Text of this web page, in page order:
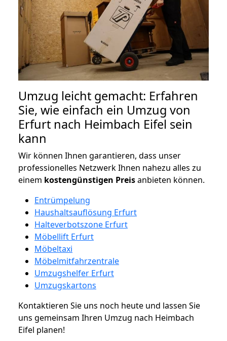
Umzug leicht gemacht: Erfahren
Sie, wie einfach ein Umzug von
Erfurt nach Heimbach Eifel sein
kann
Wir können Ihnen garantieren, dass unser
professionelles Netzwerk Ihnen nahezu alles zu
einem kostengünstigen Preisanbieten können.
Entrümpelung
Haushaltsauflösung Erfurt
Halteverbotszone Erfurt
Möbellift Erfurt
Möbeltaxi
Möbelmitfahrzentrale
Umzugshelfer Erfurt
Umzugskartons
Kontaktieren Sie uns noch heute und lassen Sie
uns gemeinsam Ihren Umzug nach Heimbach
Eifel planen!